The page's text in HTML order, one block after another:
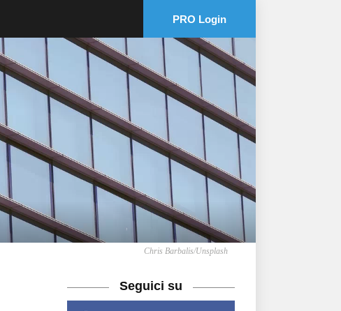
PRO Login
Chris Barbalis/Unsplash
Seguici su